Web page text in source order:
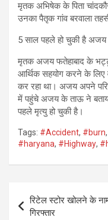
मृतक अभिषेक के पिता
उनका पैतृक गांव बरवाला
5 साल पहले हो चुकी है अजय
मृतक अजय फतेहाबाद के भट्टू
आर्थिक सहयोग करने के लिए
कर रहा था। अजय अपने
में पहुंचे अजय के ताऊ ने
पहले मृत्यु हो चुकी है।
Tags: #Accident, #burn,
#haryana, #Highway,
Post
navigation
रिटेल स्टोर खोलने के
गिरफ्तार